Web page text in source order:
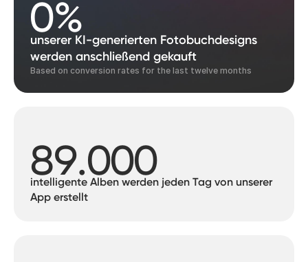
0%
unserer KI-generierten Fotobuchdesigns
werden anschließend gekauft
Based on conversion rates for the last twelve months
89.000
intelligente Alben werden jeden Tag von unserer
App erstellt